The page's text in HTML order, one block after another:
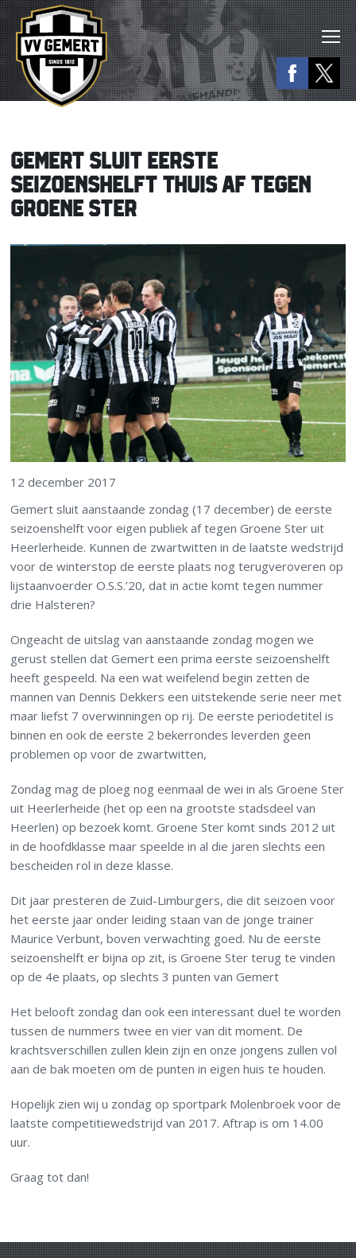
GEMERT SLUIT EERSTE
SEIZOENSHELFT THUIS AF TEGEN
GROENE STER
12 december 2017
Gemert sluit aanstaande zondag (17 december) de eerste
seizoenshelft voor eigen publiek af tegen Groene Ster uit
Heerlerheide. Kunnen de zwartwitten in de laatste wedstrijd
voor de winterstop de eerste plaats nog terugveroveren op
lijstaanvoerder O.S.S.’20, dat in actie komt tegen nummer
drie Halsteren?
Ongeacht de uitslag van aanstaande zondag mogen we
gerust stellen dat Gemert een prima eerste seizoenshelft
heeft gespeeld. Na een wat weifelend begin zetten de
mannen van Dennis Dekkers een uitstekende serie neer met
maar liefst 7 overwinningen op rij. De eerste periodetitel is
binnen en ook de eerste 2 bekerrondes leverden geen
problemen op voor de zwartwitten,
Zondag mag de ploeg nog eenmaal de wei in als Groene Ster
uit Heerlerheide (het op een na grootste stadsdeel van
Heerlen) op bezoek komt. Groene Ster komt sinds 2012 uit
in de hoofdklasse maar speelde in al die jaren slechts een
bescheiden rol in deze klasse.
Dit jaar presteren de Zuid-Limburgers, die dit seizoen voor
het eerste jaar onder leiding staan van de jonge trainer
Maurice Verbunt, boven verwachting goed. Nu de eerste
seizoenshelft er bijna op zit, is Groene Ster terug te vinden
op de 4e plaats, op slechts 3 punten van Gemert
Het belooft zondag dan ook een interessant duel te worden
tussen de nummers twee en vier van dit moment. De
krachtsverschillen zullen klein zijn en onze jongens zullen vol
aan de bak moeten om de punten in eigen huis te houden.
Hopelijk zien wij u zondag op sportpark Molenbroek voor de
laatste competitiewedstrijd van 2017. Aftrap is om 14.00
uur.
Graag tot dan!